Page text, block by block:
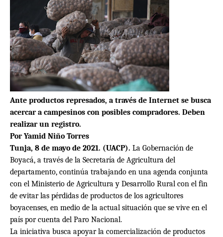
Ante productos represados, a través de Internet se busca
acercar a campesinos con posibles compradores. Deben
realizar un registro.
Por Yamid Niño Torres
Tunja, 8 de mayo de 2021. (UACP). La Gobernación de
Boyacá, a través de la Secretaría de Agricultura del
departamento, continúa trabajando en una agenda conjunta
con el Ministerio de Agricultura y Desarrollo Rural con el fin
de evitar las pérdidas de productos de los agricultores
boyacenses, en medio de la actual situación que se vive en el
país por cuenta del Paro Nacional.
La iniciativa busca apoyar la comercialización de productos